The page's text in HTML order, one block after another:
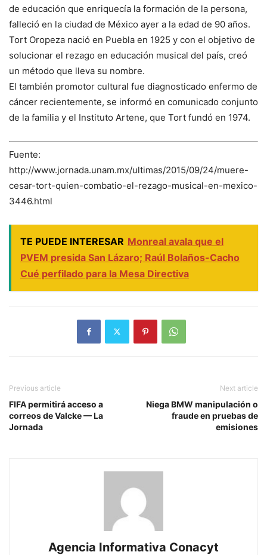
de educación que enriquecía la formación de la persona,
falleció en la ciudad de México ayer a la edad de 90 años.
Tort Oropeza nació en Puebla en 1925 y con el objetivo de
solucionar el rezago en educación musical del país, creó
un método que lleva su nombre.
El también promotor cultural fue diagnosticado enfermo de
cáncer recientemente, se informó en comunicado conjunto
de la familia y el Instituto Artene, que Tort fundó en 1974.
Fuente:
http://www.jornada.unam.mx/ultimas/2015/09/24/muere-
cesar-tort-quien-combatio-el-rezago-musical-en-mexico-
3446.html
TE PUEDE INTERESAR Monreal avala que el
PVEM presida San Lázaro; Raúl Bolaños-Cacho
Cué perfilado para la Mesa Directiva
Previous article
FIFA permitirá acceso a
correos de Valcke — La
Jornada
Next article
Niega BMW manipulación o
fraude en pruebas de
emisiones
Agencia Informativa Conacyt